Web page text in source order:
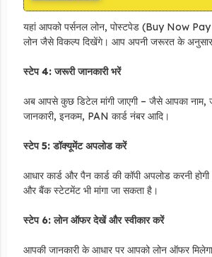
यहां आपको पर्सनल लोन, पोस्टपेड (Buy Now
लोन जैसे विकल्प दिखेंगे। आप अपनी जरूरत के
स्टेप 4: जरूरी जानकारी भरें
अब आपसे कुछ डिटेल मांगी जाएगी – जैसे आपका नाम,
जानकारी, इनकम, PAN कार्ड नंबर आदि।
स्टेप 5: डॉक्यूमेंट अपलोड करें
आधार कार्ड और पैन कार्ड की कॉपी अपलोड करनी
और बैंक स्टेटमेंट भी मांगा जा सकता है।
स्टेप 6: लोन ऑफर देखें और स्वीकार करें
आपकी जानकारी के आधार पर आपको लोन ऑफर